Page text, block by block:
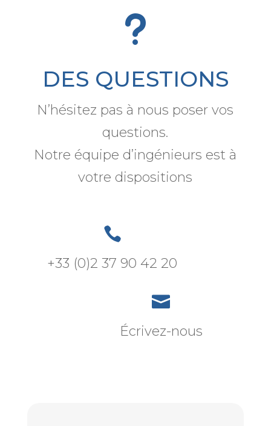
u
DES QUESTIONS
N’hésitez pas à nous poser vos
questions.
Notre équipe d’ingénieurs est à
votre dispositions

+33 (0)2 37 90 42 20

Écrivez-nous